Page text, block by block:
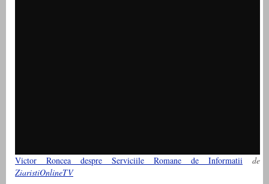
Victor Roncea despre Serviciile Romane de Informatii
de
ZiaristiOnlineTV